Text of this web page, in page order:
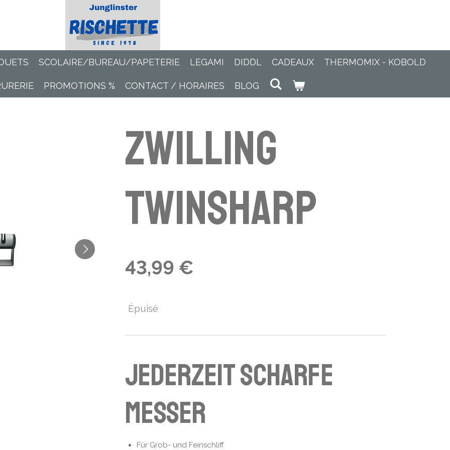
SCOLAIRE/BUREAU/PAPETERIE LEGAMI DIDDL CADEAUX THERMOMIX - KOBOLD
PROMOTIONS % CONTACT / HORAIRES BLOG
ZWILLING
TWINSHARP
43,99 €
Épuisé
Jederzeit scharfe
Messer
Für Grob- und Feinschliff